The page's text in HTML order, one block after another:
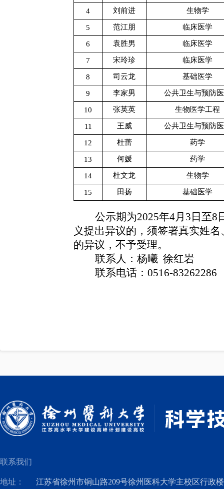
4 刘前进 生物学
5 范江朋 临床医学
6 袁胜男 临床医学
7 宋玲珍 临床医学
8 司云龙 基础医学
9 李家男 公共卫生与预防
10 张英英 生物医学工程
11 王威 公共卫生与预防
12 杜蕾 药学
13 何媛 药学
14 杜文龙 生物学
15 田扬 基础医学
公示期为2025年4月3日至8
义提出异议的，须签署真实姓
的异议，不予受理。
联系人：杨曦 徐红岩
联系电话：0516-83262286
联系我们
地址： 江苏省徐州市铜山路209号徐州医科大学主校区行政